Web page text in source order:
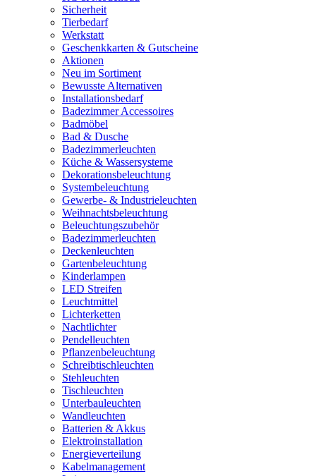
Sicherheit
Tierbedarf
Werkstatt
Geschenkkarten & Gutscheine
Aktionen
Neu im Sortiment
Bewusste Alternativen
Installationsbedarf
Badezimmer Accessoires
Badmöbel
Bad & Dusche
Badezimmerleuchten
Küche & Wassersysteme
Dekorationsbeleuchtung
Systembeleuchtung
Gewerbe- & Industrieleuchten
Weihnachtsbeleuchtung
Beleuchtungszubehör
Badezimmerleuchten
Deckenleuchten
Gartenbeleuchtung
Kinderlampen
LED Streifen
Leuchtmittel
Lichterketten
Nachtlichter
Pendelleuchten
Pflanzenbeleuchtung
Schreibtischleuchten
Stehleuchten
Tischleuchten
Unterbauleuchten
Wandleuchten
Batterien & Akkus
Elektroinstallation
Energieverteilung
Kabelmanagement